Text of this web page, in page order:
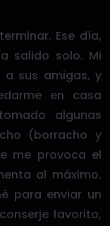
Ese día,
salido solo. Mi
a sus amigas, y
en casa
algunas
(borracho y
me provoca el
al máximo.
para enviar un
favorito,